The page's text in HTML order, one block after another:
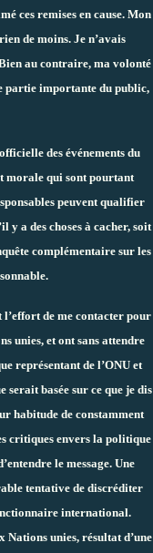
ces remises en cause. Mon
de moins. Je n’avais
au contraire, ma volonté
partie importante du public,
des événements du
morale qui sont pourtant
peuvent qualifier
y a des choses à cacher, soit
complémentaire sur les
l’effort de me contacter pour
unies, et ont sans attendre
représentant de l’ONU et
basée sur ce que je dis
habitude de constamment
critiques envers la politique
le message. Une
tentative de discréditer
international.
unies, résultat d’une